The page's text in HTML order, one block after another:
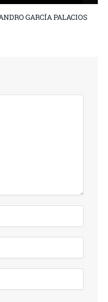
GARCÍA PALACIOS